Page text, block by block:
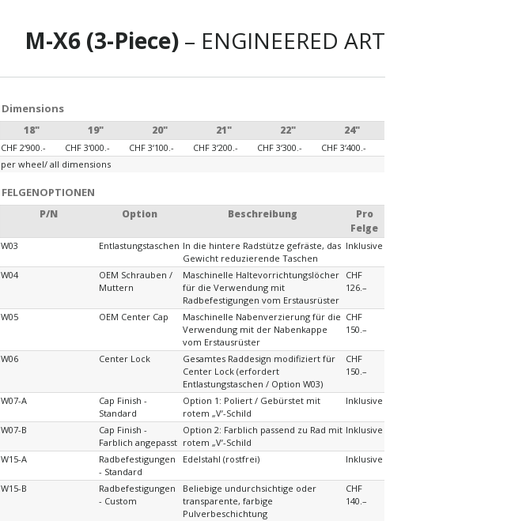
M-X6 (3-Piece) – ENGINEERED ART
Dimensions
18" 19" 20" 21" 22" 24"
CHF 2‘900.- CHF 3‘000.- CHF 3‘100.- CHF 3‘200.- CHF 3‘300.-
CHF 3‘400.-
per wheel/ all dimensions
FELGENOPTIONEN
P/N Option Beschreibung
Pro
Felge
W03 Entlastungstaschen In die hintere Radstütze gefräste, das
Gewicht reduzierende Taschen
Inklusive
W04
OEM Schrauben /
Muttern
Maschinelle Haltevorrichtungslöcher
für die Verwendung mit
Radbefestigungen vom Erstausrüster
CHF
126.–
W05 OEM Center Cap
Maschinelle Nabenverzierung für die
Verwendung mit der Nabenkappe
vom Erstausrüster
CHF
150.–
W06 Center Lock
Gesamtes Raddesign modifiziert für
Center Lock (erfordert
Entlastungstaschen / Option W03)
CHF
150.–
W07-A
Cap Finish -
Standard
Option 1: Poliert / Gebürstet mit
rotem „Vʼ-Schild
Inklusive
W07-B
Cap Finish -
Farblich angepasst
Option 2: Farblich passend zu Rad mit
rotem „Vʼ-Schild
Inklusive
W15-A
Radbefestigungen
- Standard
Edelstahl (rostfrei) Inklusive
W15-B
Radbefestigungen
- Custom
Beliebige undurchsichtige oder
transparente, farbige
Pulverbeschichtung
CHF
140.–